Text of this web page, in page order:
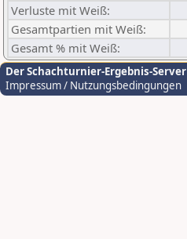
Verluste mit Weiß:
Gesamtpartien mit Weiß:
Gesamt % mit Weiß:
Der Schachturnier-Ergebnis-Server
Impressum / Nutzungsbedingungen